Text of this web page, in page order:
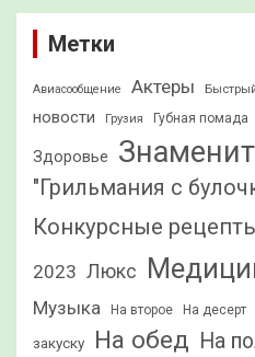
Метки
Авиасообщение Актеры
новости
Грузия Губная помада
Здоровье
"Грильмания с
Конкурсные
2023 Люкс
Музыка На второе На десерт
закуску На обед На